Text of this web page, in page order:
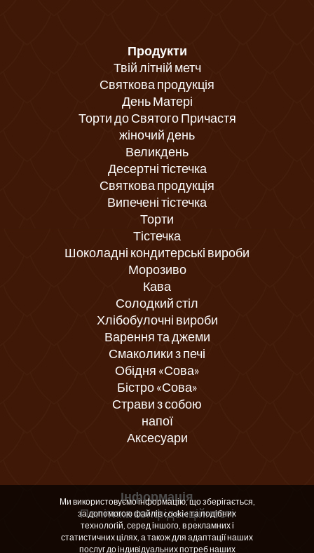
Продукти
Твій літній метч
Святкова продукція
День Матері
Торти до Святого Причастя
жіночий день
Великдень
Десертні тістечка
Святкова продукція
Випечені тістечка
Торти
Тістечка
Шоколадні кондитерські вироби
Морозиво
Кава
Солодкий стіл
Хлібобулочні вироби
Варення та джеми
Смаколики з печі
Обідня «Сова»
Бістро «Сова»
Страви з собою
напої
Аксесуари
Інформація
Політика конфіденційності
Ми використовуємо інформацію, що зберігається,
за допомогою файлів cookie та подібних
технологій, серед іншого, в рекламних і
статистичних цілях, а також для адаптації наших
послуг до індивідуальних потреб наших